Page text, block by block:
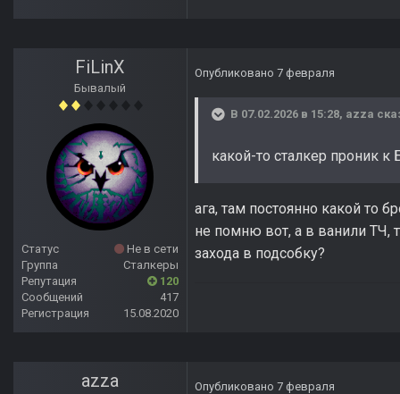
FiLinX
Бывалый
Статус
Не в сети
Группа
Сталкеры
Репутация
120
Сообщений
417
Регистрация
15.08.2020
Опубликовано 7 февраля
В 07.02.2026 в 15:28, azza
какой-то сталкер проник к
ага, там постоянно какой то
не помню вот, а в ванили ТЧ,
захода в подсобку?
azza Опубликовано 7 февраля